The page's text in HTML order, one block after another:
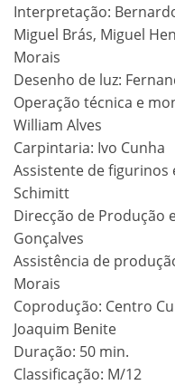
Interpretação:
Miguel Brás, Miguel
Morais
Desenho de luz:
Operação técnica e
William Alves
Carpintaria: Ivo Cunha
Assistente de figurinos
Schimitt
Direcção de Produção
Gonçalves
Assistência de
Morais
Coprodução: Centro
Joaquim Benite
Duração: 50 min.
Classificação: M/12